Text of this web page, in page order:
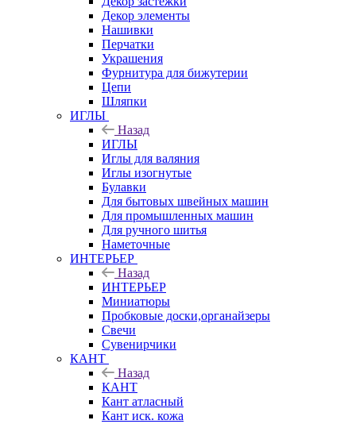
Декор элементы
Нашивки
Перчатки
Украшения
Фурнитура для бижутерии
Цепи
Шляпки
ИГЛЫ
Назад
ИГЛЫ
Иглы для валяния
Иглы изогнутые
Булавки
Для бытовых швейных машин
Для промышленных машин
Для ручного шитья
Наметочные
ИНТЕРЬЕР
Назад
ИНТЕРЬЕР
Миниатюры
Пробковые доски,органайзеры
Свечи
Сувенирчики
КАНТ
Назад
КАНТ
Кант атласный
Кант иск. кожа